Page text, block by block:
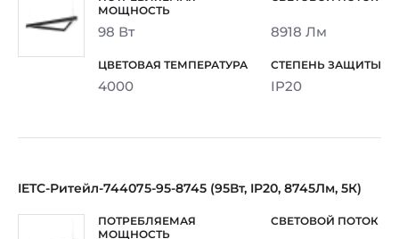
98 Вт 8918 Лм
4000 IP20
IETC-Ритейл-744075-95-8745 (95Вт, IP20, 8745Лм, 5К)